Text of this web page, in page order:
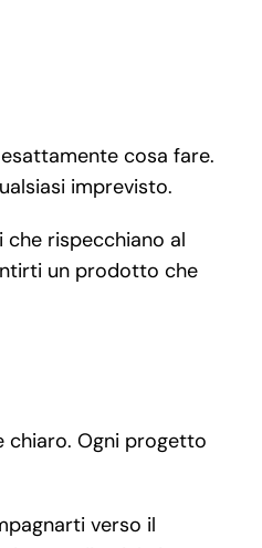
cosa fare.
imprevisto.
rispecchiano al
un prodotto che
chiaro. Ogni progetto
verso il